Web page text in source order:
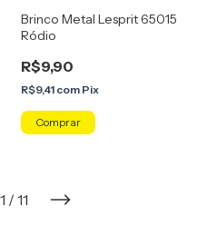
Brinco Metal Lesprit 65015
Ródio
R$9,90
R$9,41 com Pix
1 / 11